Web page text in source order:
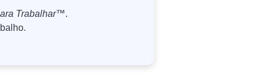
Trabalhar™.